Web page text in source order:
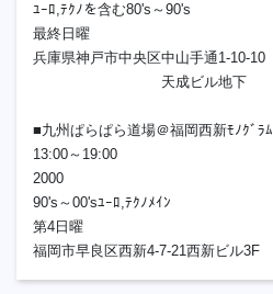
ﾕｰﾛ,ﾃｸﾉを含む80's～90's
最終日曜
兵庫県神戸市中央区中山手通1-10-10
天成ビル地下
■九州ぱらぱら道場＠福岡西新ﾓﾉｸﾞﾗﾑ
13:00～19:00
2000
90's～00'sﾕｰﾛ,ﾃｸﾉﾒｲﾝ
第4日曜
福岡市早良区西新4-7-21西新ビル3F